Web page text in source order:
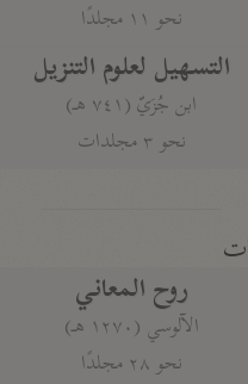
نحو ١١ مجلدًا
التسهيل لعلوم التنزيل
ابن جُزَيّ (٧٤١ هـ)
نحو ٣ مجلدات
روح المعاني
الآلوسي (١٢٧٠ هـ)
نحو ٢٨ مجلدًا